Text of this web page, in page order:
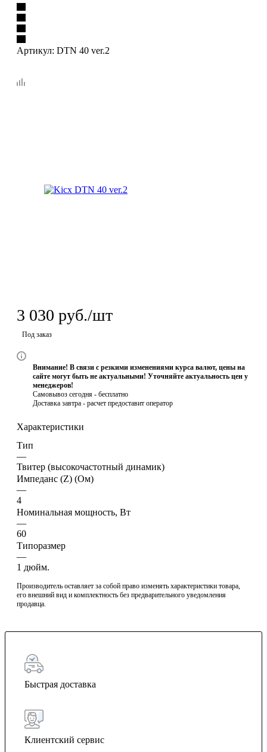
Артикул: DTN 40 ver.2
3 030 руб./шт
Под заказ
Внимание! В связи с резкими изменениями курса валют, цены на
сайте могут быть не актуальными! Уточняйте актуальность цен у
менеджеров!
Самовывоз сегодня - бесплатно
Доставка завтра - расчет предоставит оператор
Характеристики
Тип
—
Твитер (высокочастотный динамик)
Импеданс (Z) (Ом)
—
4
Номинальная мощность, Вт
—
60
Типоразмер
—
1 дюйм.
Производитель оставляет за собой право изменять характеристики товара,
его внешний вид и комплектность без предварительного уведомления
продавца.
Быстрая доставка
Клиентский сервис